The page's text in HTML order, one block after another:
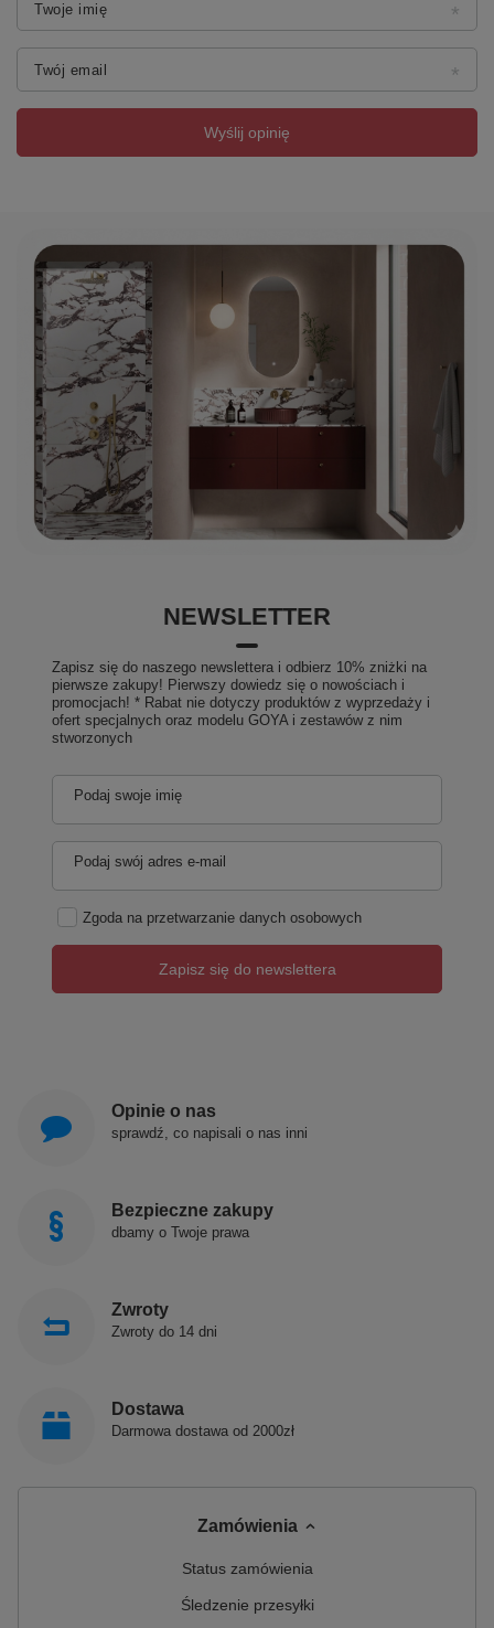
Twoje imię
Twój email
Wyślij opinię
NEWSLETTER
Zapisz się do naszego newslettera i odbierz 10% zniżki na
pierwsze zakupy! Pierwszy dowiedz się o nowościach i
promocjach! * Rabat nie dotyczy produktów z wyprzedaży i
ofert specjalnych oraz modelu GOYA i zestawów z nim
stworzonych
Podaj swoje imię
Podaj swój adres e-mail
Zgoda na przetwarzanie danych osobowych
Zapisz się do newslettera
Opinie o nas
sprawdź, co napisali o nas inni
Bezpieczne zakupy
dbamy o Twoje prawa
Zwroty
Zwroty do 14 dni
Dostawa
Darmowa dostawa od 2000zł
Zamówienia
Status zamówienia
Śledzenie przesyłki